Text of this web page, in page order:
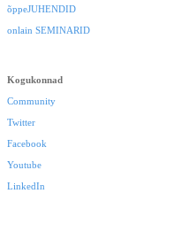
õppeJUHENDID
onlain SEMINARID
Kogukonnad
Community
Twitter
Facebook
Youtube
LinkedIn